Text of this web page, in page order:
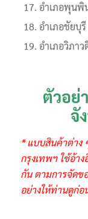
อำเภอพุนพิ
อำเภอชัยบุรี
อำเภอวิภาว
ตัวอย่
จั
* แบบสินค้าต่าง
กรุงเทพฯ ใช้อ้า
กัน ตามการจัดข
อย่างให้ท่านดูก่อ